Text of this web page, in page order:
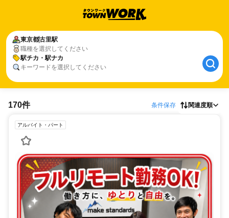
東京都古里駅
職種を選択してください
駅チカ・駅ナカ
キーワードを選択してください
170件 条件保存 関連度順
アルバイト・パート